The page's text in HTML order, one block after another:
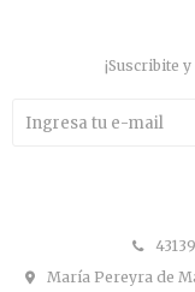
María Pereyra de
¡Suscribite